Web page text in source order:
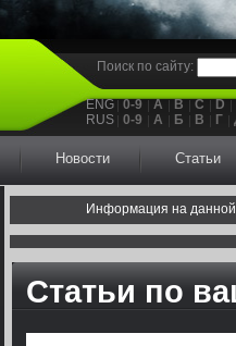
Поиск по сайту:
ENG 0-9 A B C
D
RUS 0-9 А Б В Г
Новости Статьи
Информация на
Статьи по